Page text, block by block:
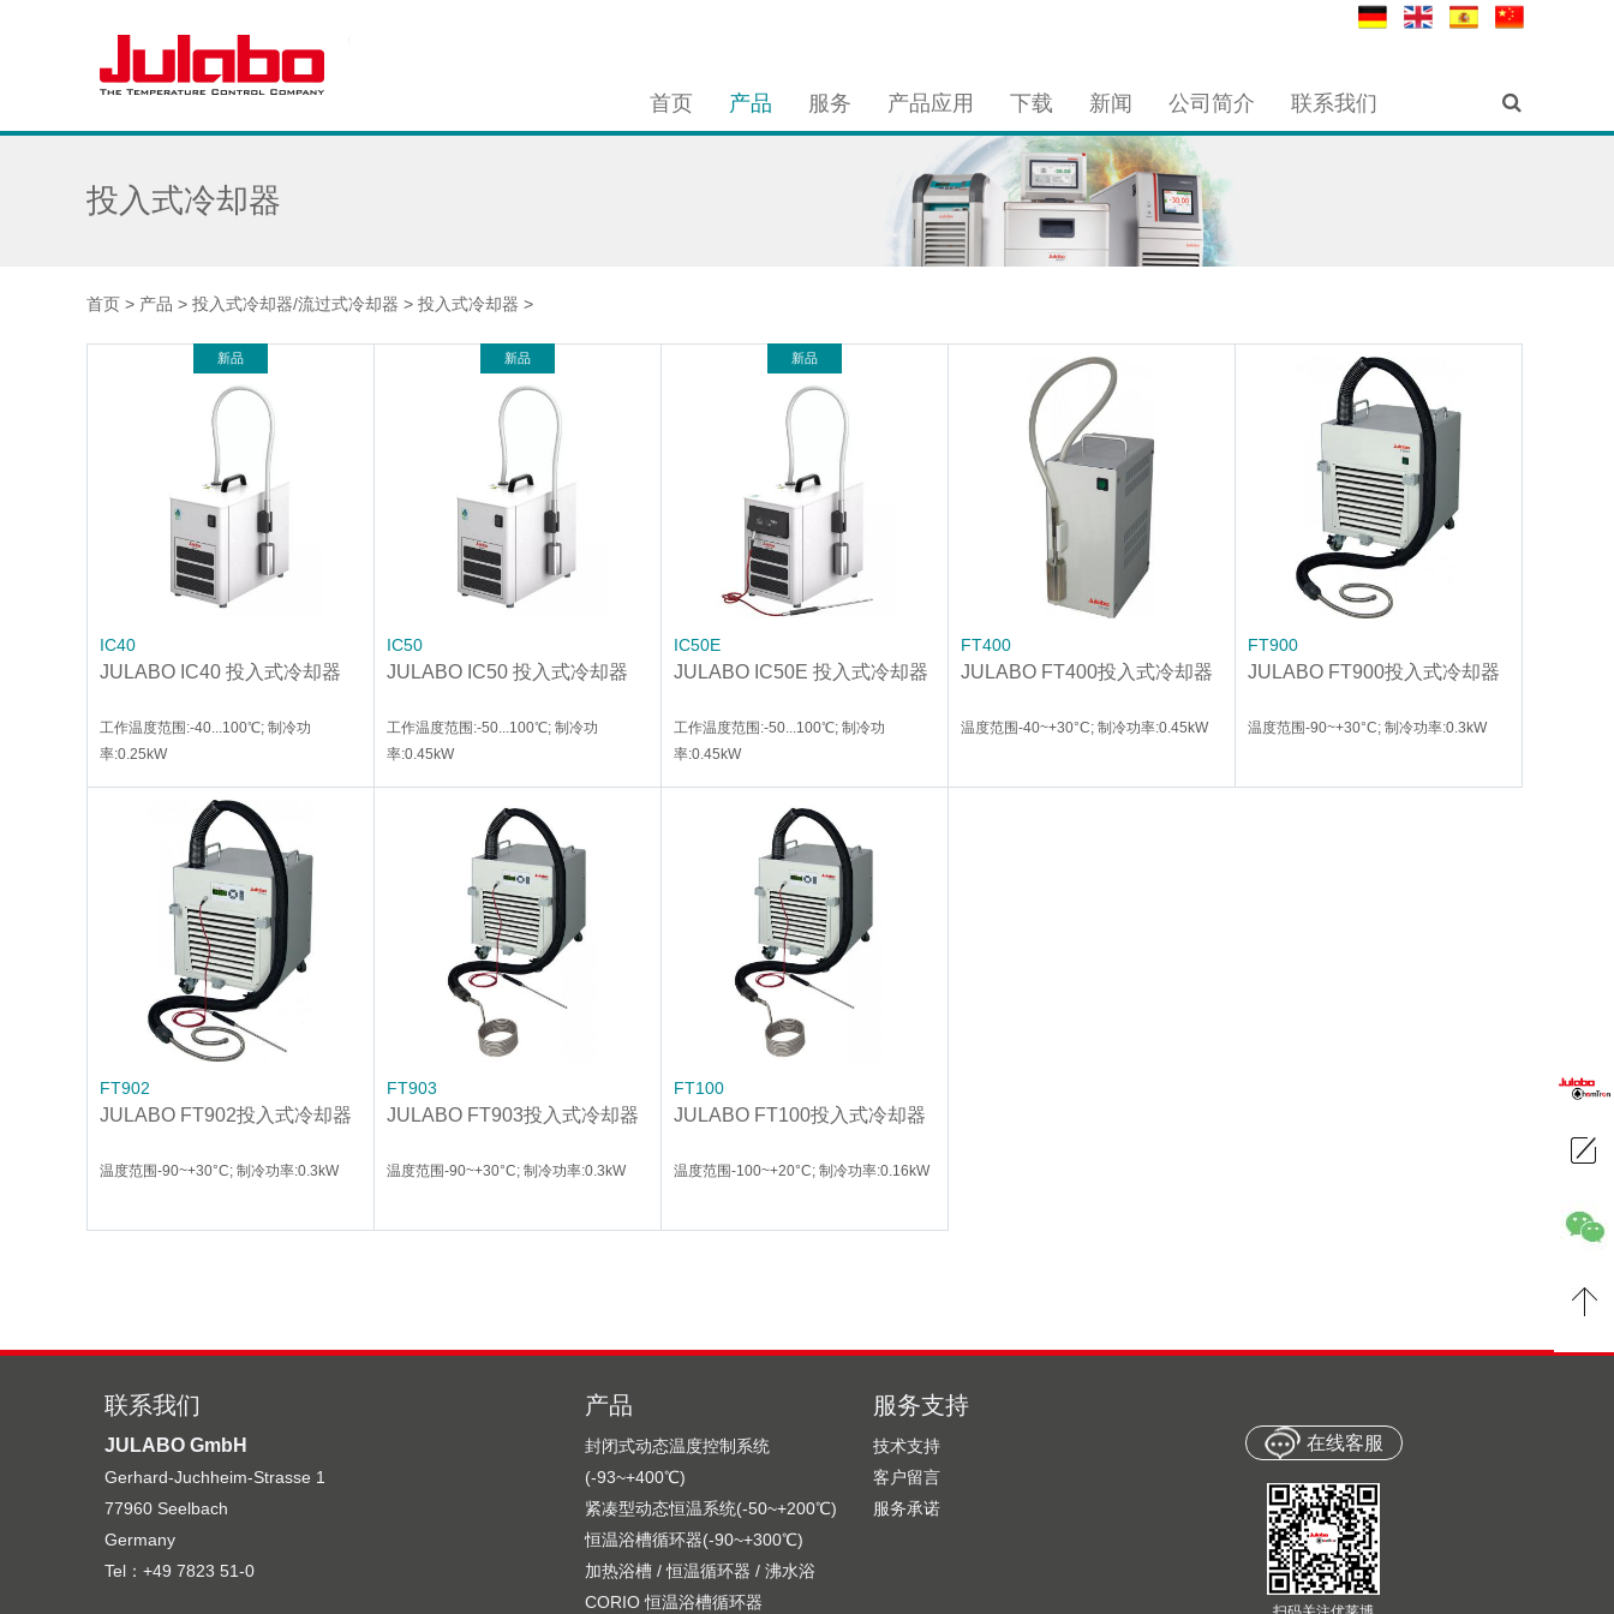
首页 产品 服务 产品应用 下载 新闻 公司简介 联系我们
投入式冷却器
首页 > 产品 > 投入式冷却器/流过式冷却器 > 投入式冷却器 >
IC40
JULABO IC40 投入式冷却器
工作温度范围:-40...100℃; 制冷功
率:0.25kW
新品
IC50
JULABO IC50 投入式冷却器
工作温度范围:-50...100℃; 制冷功
率:0.45kW
新品
IC50E
JULABO IC50E 投入式冷却器
工作温度范围:-50...100℃; 制冷功
率:0.45kW
新品
FT400
JULABO FT400投入式冷却器
温度范围-40~+30°C; 制冷功率:0.45kW
FT900
JULABO FT900投入式冷却器
温度范围-90~+30°C; 制冷功率:0.3kW
FT902
JULABO FT902投入式冷却器
温度范围-90~+30°C; 制冷功率:0.3kW
FT903
JULABO FT903投入式冷却器
温度范围-90~+30°C; 制冷功率:0.3kW
FT100
JULABO FT100投入式冷却器
温度范围-100~+20°C; 制冷功率:0.16kW
联系我们
JULABO GmbH
Gerhard-Juchheim-Strasse 1
77960 Seelbach
Germany
Tel：+49 7823 51-0
产品
封闭式动态温度控制系统
(-93~+400℃)
紧凑型动态恒温系统(-50~+200℃)
恒温浴槽循环器(-90~+300℃)
加热浴槽 / 恒温循环器 / 沸水浴
CORIO 恒温浴槽循环器
服务支持
技术支持
客户留言
服务承诺
在线客服